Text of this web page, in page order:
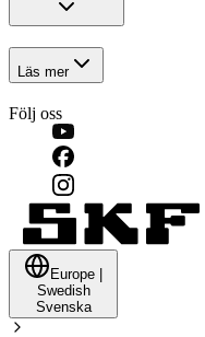
Läs mer
Följ oss
Europe
Swedish
Svenska